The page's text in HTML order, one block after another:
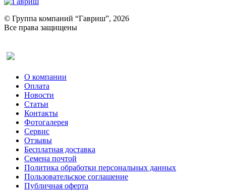
Ревень
Рукола
Рута
Тмин
Трава для чая
Туласи
Укроп
Фенхель пряный
Хризантема овощная
Цикорий пряный
Цикорий салатный (Витлуф)
Черемша
Шпинат
Щавель
Эндивий
Эстрагон
© Группа компаний “Гавриш”, 2026
Все права защищены
О компании
Оплата
Новости
Статьи
Контакты
Фотогалерея​
Сервис
Отзывы
Бесплатная доставка
Семена почтой
Политика обработки персональных данных
Пользовательское соглашение
Публичная оферта